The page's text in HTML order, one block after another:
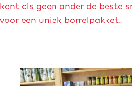
e
e
n
e
n
kent als geen ander de beste
voor een uniek borrelpakket.
O